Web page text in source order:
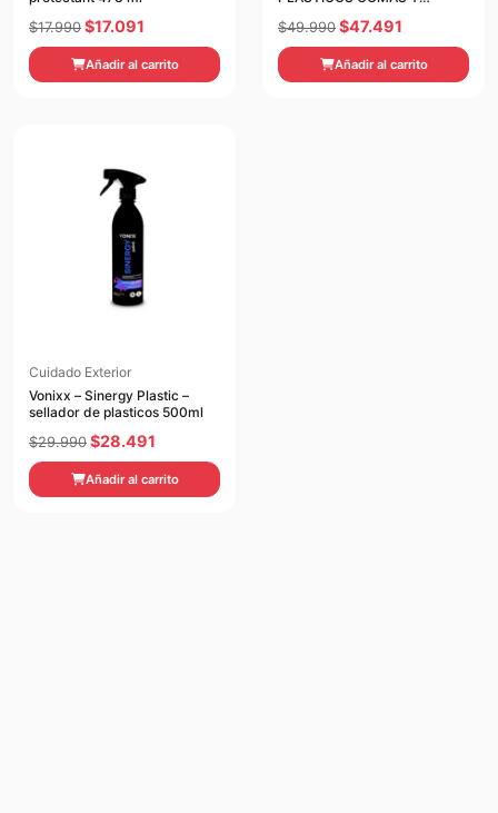
$17.990 El
precio
original
$17.091
precio
actual
Añadir al carrito
$49.990 El
precio
original
$47.491
precio
actual
Añadir al carrito
Cuidado Exterior
Vonixx – Sinergy Plastic –
sellador de plasticos 500ml
$29.990 El
precio
original
$28.491
precio
actual
Añadir al carrito